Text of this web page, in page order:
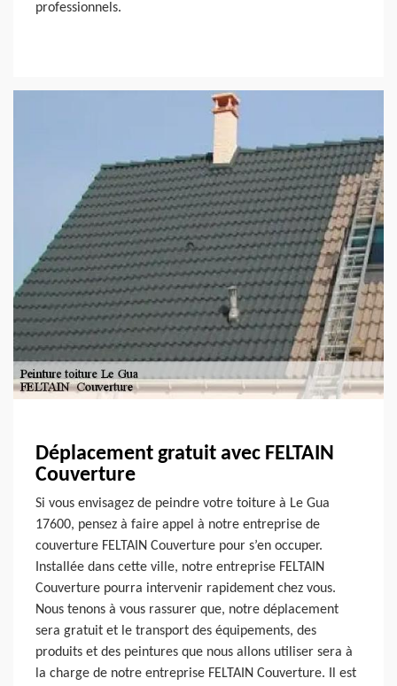
professionnels.
Déplacement gratuit avec FELTAIN
Couverture
Si vous envisagez de peindre votre toiture à Le Gua
17600, pensez à faire appel à notre entreprise de
couverture FELTAIN Couverture pour s’en occuper.
Installée dans cette ville, notre entreprise FELTAIN
Couverture pourra intervenir rapidement chez vous.
Nous tenons à vous rassurer que, notre déplacement
sera gratuit et le transport des équipements, des
produits et des peintures que nous allons utiliser sera à
la charge de notre entreprise FELTAIN Couverture. Il est